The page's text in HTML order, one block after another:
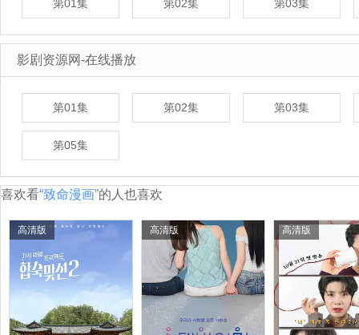
第01集 第02集 第03集
影剧资源网-在线播放
第01集 第02集 第03集
第05集
喜欢看“致命漫画”的人也喜欢
高清版 高清版 高清版